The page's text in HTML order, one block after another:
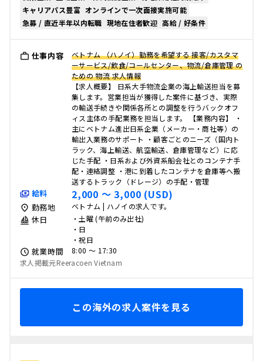
キャリアパス豊富 オンラインで一次面接実施可能
急募 / 直近半年以内転職 現地在住者歓迎 高給 / 好条件
仕事内容
ベトナム （ハノイ）勤務を希望する 接客/カスタマ
ーサービス/飲食/コールセンター、物流/倉庫管理 の
ための 物流 求人情報
【求人概要】 日系大手物流企業の海上輸送担当を募
集します。営業担当が獲得した案件に基づき、実際
の輸送手続きや関係各所との調整を行うバックオフ
ィス主体の手配業務を担当します。 【業務内容】 ・
主にベトナム進出日系企業（メーカー・商社等）の
輸出入業務のサポート ・顧客ごとのニーズ（国内ト
ラック、海上輸送、航空輸送、倉庫管理など）に応
じた手配 ・日系および外資系船会社とのコンテナ手
配・連絡調整 ・港に到着したコンテナを倉庫等へ搬
送するトラック（ドレージ）の手配・管理
給料 2,000 〜 3,000 (USD)
勤務地 ベトナム | ハノイの求人です。
休日
・土曜 (午前のみ出社)
・日
・祝日
就業時間
8:00 〜 17:30
求人掲載元Reeracoen Vietnam
この海外の求人案件を見る